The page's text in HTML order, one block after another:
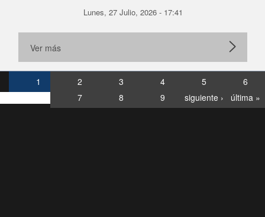
Lunes, 27 Julio, 2026 - 17:41
Ver más
1 2 3 4 5
6
7
8 9 siguiente › última »